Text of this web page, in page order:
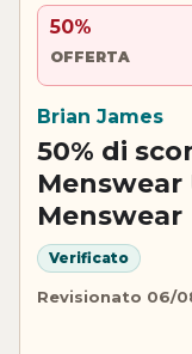
50%
OFFERTA
Brian James
50% di
Menswear
Menswear
Verificato
Revisionato 06/